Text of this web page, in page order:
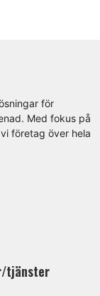
för
Med fokus på
företag över hela
tjänster